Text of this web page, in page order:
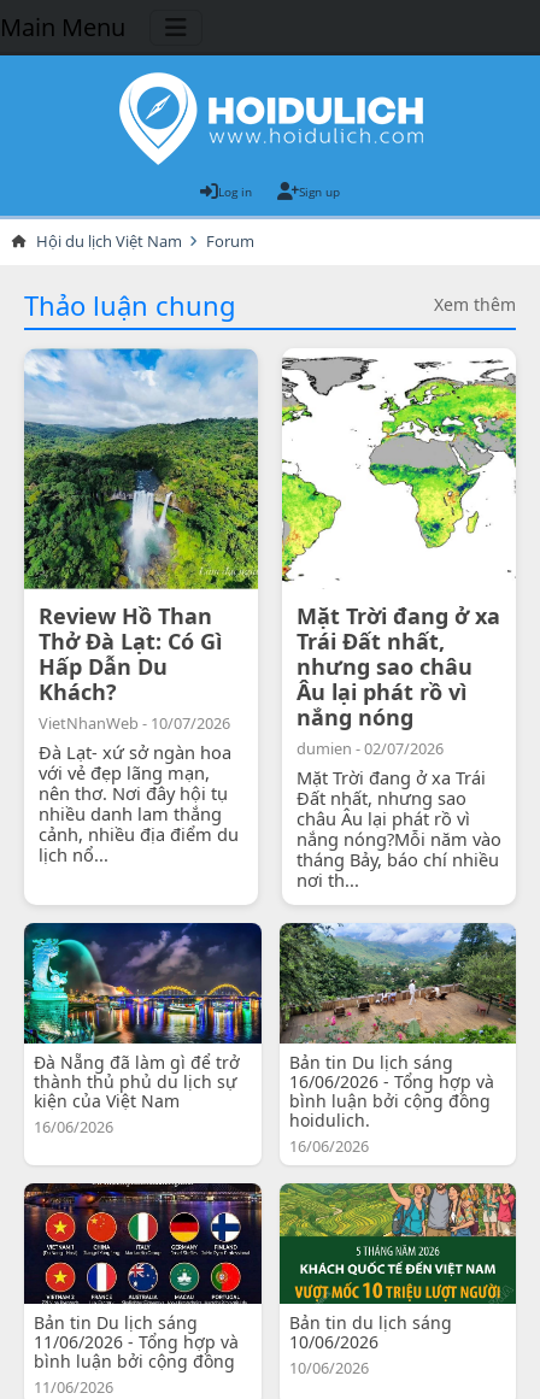
Main Menu
Log in Sign up
Hội du lịch Việt Nam Forum
Thảo luận chung Xem thêm
Review Hồ Than
Thở Đà Lạt: Có Gì
Hấp Dẫn Du
Khách?
VietNhanWeb - 10/07/2026
Đà Lạt- xứ sở ngàn hoa
với vẻ đẹp lãng mạn,
nên thơ. Nơi đây hội tụ
nhiều danh lam thắng
cảnh, nhiều địa điểm du
lịch nổ...
Mặt Trời đang ở xa
Trái Đất nhất,
nhưng sao châu
Âu lại phát rồ vì
nắng nóng
dumien - 02/07/2026
Mặt Trời đang ở xa Trái
Đất nhất, nhưng sao
châu Âu lại phát rồ vì
nắng nóng?Mỗi năm vào
tháng Bảy, báo chí nhiều
nơi th...
Đà Nẵng đã làm gì để trở
thành thủ phủ du lịch sự
kiện của Việt Nam
16/06/2026
Bản tin Du lịch sáng
16/06/2026 - Tổng hợp và
bình luận bởi cộng đồng
hoidulich.
16/06/2026
Bản tin Du lịch sáng
11/06/2026 - Tổng hợp và
bình luận bởi cộng đồng
11/06/2026
Bản tin du lịch sáng
10/06/2026
10/06/2026